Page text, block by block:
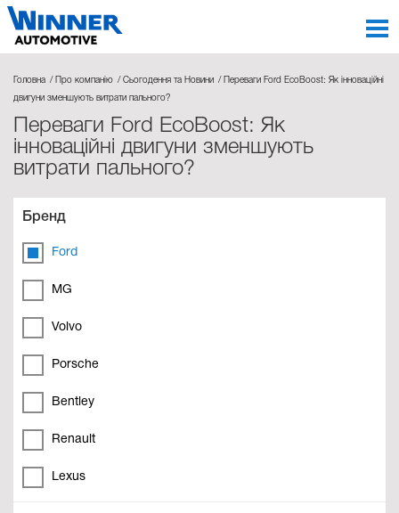
Головна Про компанію Сьогодення та Новини Переваги Ford EcoBoost: Як інноваційні
двигуни зменшують витрати пального?
Переваги Ford EcoBoost: Як
інноваційні двигуни зменшують
витрати пального?
Бренд
Ford
MG
Volvo
Porsche
Bentley
Renault
Lexus